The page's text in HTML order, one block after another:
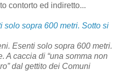
contorto ed indiretto...
solo sopra 600 metri. Sotto si
Esenti solo sopra 600 metri.
A caccia di “una somma non
dal gettito dei Comuni